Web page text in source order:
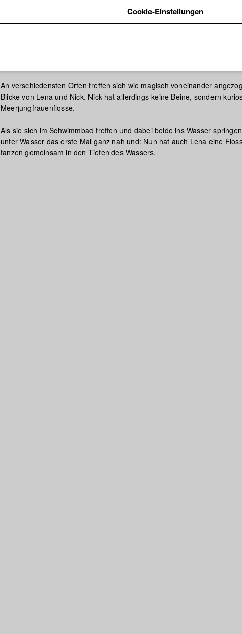
An verschiedensten Orten treffen sich wie magisch voneinander
Blicke von Lena und Nick. Nick hat allerdings keine Beine, sondern
Meerjungfrauenflosse.
Als sie sich im Schwimmbad treffen und dabei beide ins Wasser
unter Wasser das erste Mal ganz nah und: Nun hat auch Lena eine
tanzen gemeinsam in den Tiefen des Wassers.
Cookie-Einstellungen